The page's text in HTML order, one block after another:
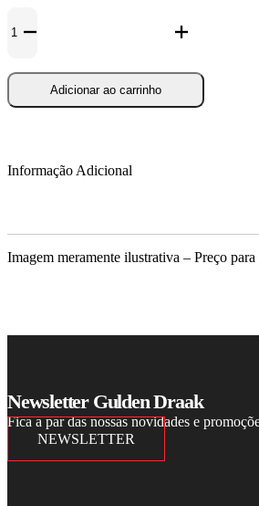
de
Duvel
33cl
Adicionar ao carrinho
Informação Adicional
Imagem meramente ilustrativa – Preço
Newsletter Gulden Draak
Fica a par das nossas novidades e
NEWSLETTER